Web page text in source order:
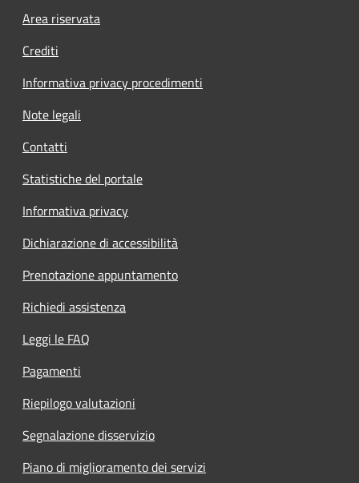
Footer menu
Area riservata
Crediti
Informativa privacy procedimenti
Note legali
Contatti
Statistiche del portale
Informativa privacy
Dichiarazione di accessibilità
Prenotazione appuntamento
Richiedi assistenza
Leggi le FAQ
Pagamenti
Riepilogo valutazioni
Segnalazione disservizio
Piano di miglioramento dei servizi